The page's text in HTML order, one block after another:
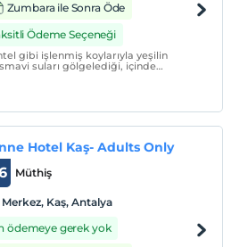
Zumbara ile Sonra Öde
Ödeme Seçeneği
gibi işlenmiş koylarıyla yeşilin
suları gölgelediği, içinde
sizi bekliyor.
Hotel Kaş- Adults Only
Müthiş
Merkez, Kaş, Antalya
ödemeye gerek yok